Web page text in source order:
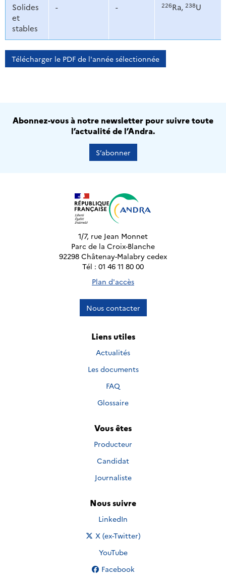
Solides
et
stables
- - 226Ra, 238U
Télécharger le PDF de l'année sélectionnée
Abonnez-vous à notre newsletter pour suivre toute
l’actualité de l’Andra.
S’abonner
1/7, rue Jean Monnet
Parc de la Croix-Blanche
92298 Châtenay-Malabry cedex
Tél : 01 46 11 80 00
Plan d'accès
Nous contacter
Liens utiles
Actualités
Les documents
FAQ
Glossaire
Vous êtes
Producteur
Candidat
Journaliste
Nous suivre
Nous suivre sur
LinkedIn
Nous suivre sur
X (ex-Twitter)
Nous suivre sur
YouTube
Nous suivre sur
Facebook